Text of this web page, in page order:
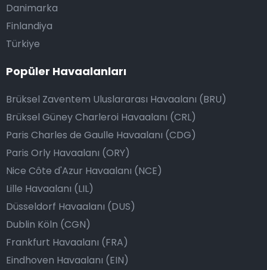
Danimarka
Finlandiya
Türkiye
Popüler Havaalanları
Brüksel Zaventem Uluslararası Havaalanı (BRU)
Brüksel Güney Charleroi Havaalanı (CRL)
Paris Charles de Gaulle Havaalanı (CDG)
Paris Orly Havaalanı (ORY)
Nice Côte d'Azur Havaalanı (NCE)
Lille Havaalanı (LIL)
Düsseldorf Havaalanı (DUS)
Dublin Köln (CGN)
Frankfurt Havaalanı (FRA)
Eindhoven Havaalanı (EIN)